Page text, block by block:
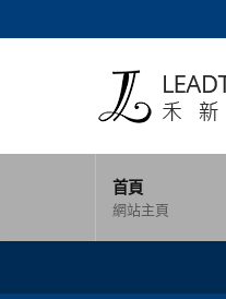
首頁
網站主頁